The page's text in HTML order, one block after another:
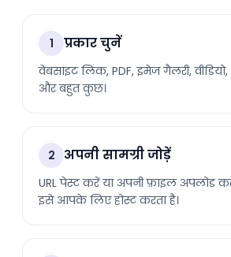
1 प्रकार चुनें
वेबसाइट लिंक, PDF, इमेज गैलरी,
और बहुत कुछ।
2 अपनी सामग्री जोड़ें
URL पेस्ट करें या अपनी फ़ाइल अपलोड
इसे आपके लिए होस्ट करता है।